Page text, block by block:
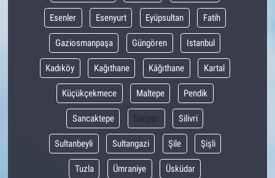
Esenler Esenyurt Eyüpsultan Fatih
Gaziosmanpaşa Güngören Istanbul
Kadıköy Kağıthane Kâğıthane Kartal
Küçükçekmece Maltepe Pendik
Sancaktepe Sarıyer Silivri
Sultanbeyli Sultangazi Şile Şişli
Tuzla Ümraniye Üsküdar